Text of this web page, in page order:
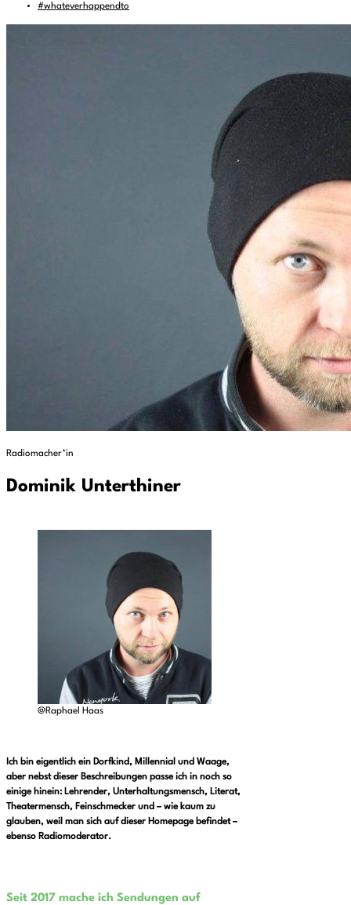
#whateverhappendto
Radiomacher*in
Dominik Unterthiner
@Raphael Haas
Ich bin eigentlich ein Dorfkind, Millennial und Waage,
aber nebst dieser Beschreibungen passe ich in noch so
einige hinein: Lehrender, Unterhaltungsmensch, Literat,
Theatermensch, Feinschmecker und – wie kaum zu
glauben, weil man sich auf dieser Homepage befindet –
ebenso Radiomoderator.
Seit 2017 mache ich Sendungen auf